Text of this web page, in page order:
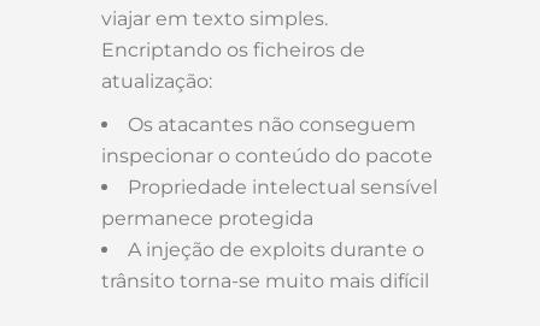
viajar em texto simples.
Encriptando os ficheiros de
atualização:
Os atacantes não conseguem
inspecionar o conteúdo do pacote
Propriedade intelectual sensível
permanece protegida
A injeção de exploits durante o
trânsito torna-se muito mais difícil